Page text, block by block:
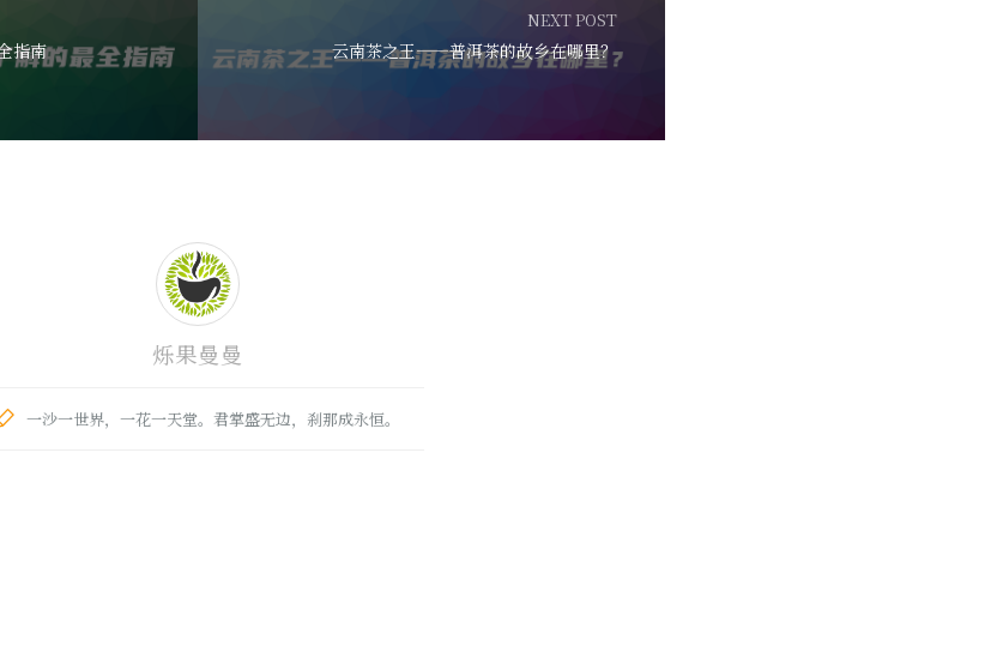
指南
NEXT POST
云南茶之王——普洱茶的故乡在哪里？
烁果曼曼
一沙一世界，一花一天堂。君掌盛无边，刹那成永恒。